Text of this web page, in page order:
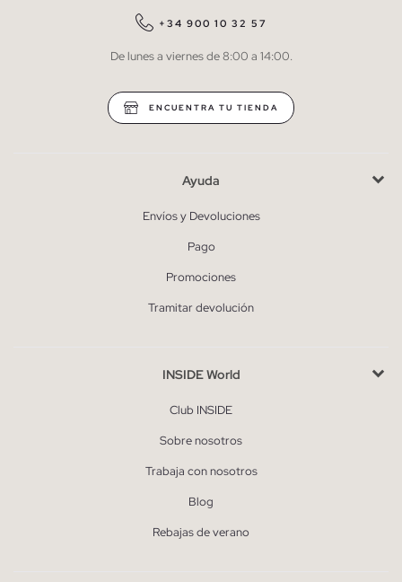
QUIERO SUSCRIBIRME
* Puedes cancelar la suscripción en cualquier momento.
+34 900 10 32 57
De lunes a viernes de 8:00 a 14:00.
ENCUENTRA TU TIENDA
Ayuda
Envíos y Devoluciones
Pago
Promociones
Tramitar devolución
INSIDE World
Club INSIDE
Sobre nosotros
Trabaja con nosotros
Blog
Rebajas de verano